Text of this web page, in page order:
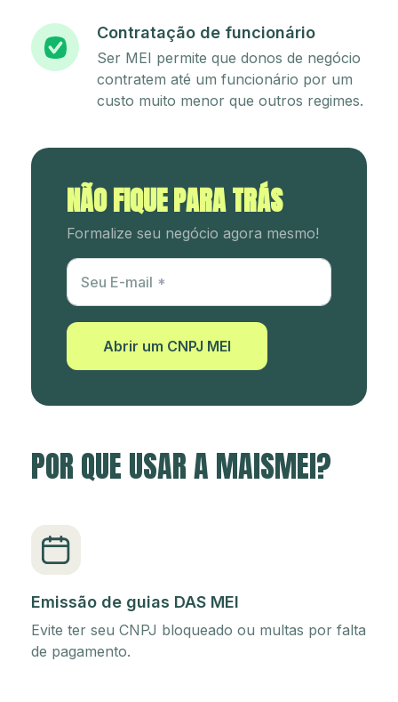
Contratação de funcionário
Ser MEI permite que donos de negócio
contratem até um funcionário por um
custo muito menor que outros regimes.
NÃO FIQUE PARA TRÁS
Formalize seu negócio agora mesmo!
Utm Content
Seu E-mail
Abrir um CNPJ MEI
POR QUE USAR A MAISMEI?
Emissão de guias DAS MEI
Evite ter seu CNPJ bloqueado ou multas por falta
de pagamento.